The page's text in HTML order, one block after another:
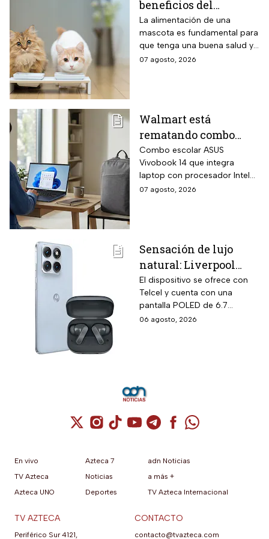
f/1.4 un 47 por ciento más
luminosa que la generación
anterior.
beneficios del
alimento húmedo y
seco para gato
La alimentación de una
mascota es fundamental para
que tenga una buena salud y
si tienes gato, te decimos los
07 agosto, 2026
Walmart está
rematando combo
para regreso a clases
con laptop ASUS
Vivobook de 256GB y
14 pulgadas + mochila
Combo escolar ASUS
Vivobook 14 que integra
laptop con procesador Intel
Core i3-1315U de 6 núcleos
pulgadas y mochila ASUS
incluida en el mismo
empaque oficial.
07 agosto, 2026
Sensación de lujo
natural: Liverpool
remata el Motorola
Edge 70 Fusion de
256GB de
almacenamiento,
El dispositivo se ofrece con
Telcel y cuenta con una
pantalla POLED de 6.7
pulgadas y funciones
06 agosto, 2026
Cuenta de X / Twitter (se abre en una
Cuenta de Instagram (se abre en una
Cuenta de TikTok (se abre en
Cuenta de YouTube (se abre
Cuenta de Telegram (se
Cuenta de
Cuenta de
En vivo
TV Azteca
Azteca UNO
Azteca 7
Noticias
Deportes
adn Noticias
a más +
TV Azteca Internacional
TV AZTECA
Periférico Sur 4121,
CONTACTO
contacto@tvazteca.com